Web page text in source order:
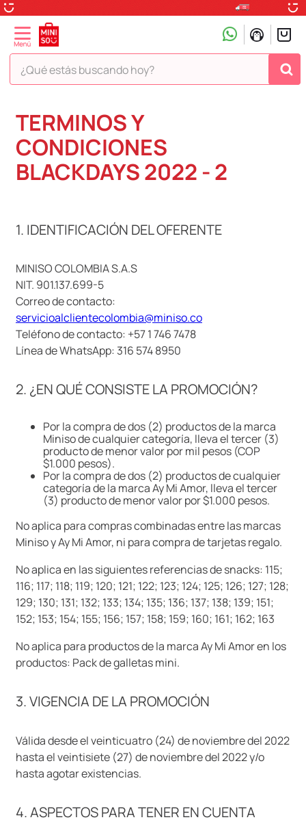
¿Qué estás buscando hoy?
TERMINOS Y
CONDICIONES
BLACKDAYS 2022 - 2
1. IDENTIFICACIÓN DEL OFERENTE
MINISO COLOMBIA S.A.S
NIT. 901.137.699-5
Correo de contacto:
servicioalclientecolombia@miniso.co
Teléfono de contacto: +57 1 746 7478
Línea de WhatsApp: 316 574 8950
2. ¿EN QUÉ CONSISTE LA PROMOCIÓN?
Por la compra de dos (2) productos de la marca
Miniso de cualquier categoría, lleva el tercer (3)
producto de menor valor por mil pesos (COP
$1.000 pesos).
Por la compra de dos (2) productos de cualquier
categoría de la marca Ay Mi Amor, lleva el tercer
(3) producto de menor valor por $1.000 pesos.
No aplica para compras combinadas entre las marcas
Miniso y Ay Mi Amor, ni para compra de tarjetas regalo.
No aplica en las siguientes referencias de snacks: 115;
116; 117; 118; 119; 120; 121; 122; 123; 124; 125; 126; 127; 128;
129; 130; 131; 132; 133; 134; 135; 136; 137; 138; 139; 151;
152; 153; 154; 155; 156; 157; 158; 159; 160; 161; 162; 163
No aplica para productos de la marca Ay Mi Amor en los
productos: Pack de galletas mini.
3. VIGENCIA DE LA PROMOCIÓN
Válida desde el veinticuatro (24) de noviembre del 2022
hasta el veintisiete (27) de noviembre del 2022 y/o
hasta agotar existencias.
4. ASPECTOS PARA TENER EN CUENTA
1.
peluche
2.
hello kitty
3.
snoopy
5
termo
7.
termos
8.
toy story
9.
llaveros
10. one piece